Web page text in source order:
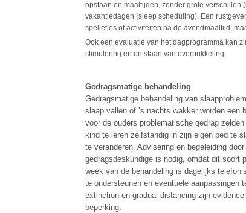
opstaan en maaltijden, zonder grote verschillen
vakantiedagen (sleep scheduling). Een
spelletjes of activiteiten na de avondmaaltijd,
Ook een evaluatie van het dagprogramma kan
stimulering en ontstaan van overprikkeling.
Gedragsmatige behandeling
Gedragsmatige behandeling van
slaap vallen of ’s nachts wakker worden
voor de ouders problematische gedrag
kind te leren zelfstandig in zijn eigen bed te
te veranderen. Advisering en begeleiding
gedragsdeskundige is nodig, omdat dit soort
week van de behandeling is dagelijks
te ondersteunen en eventuele aanpassingen
extinction en gradual distancing zijn
beperking.